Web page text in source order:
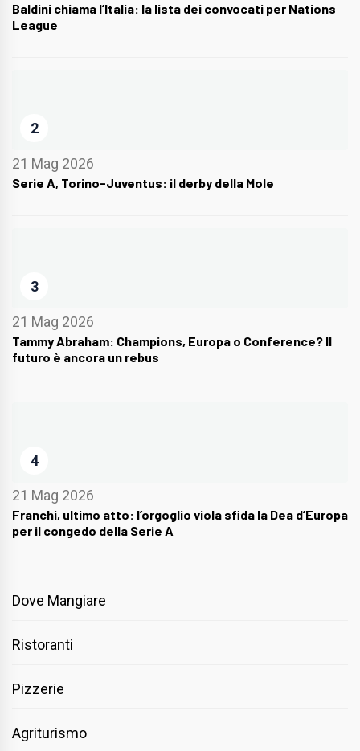
Baldini chiama l’Italia: la lista dei convocati per Nations
League
2
21 Mag 2026
Serie A, Torino-Juventus: il derby della Mole
3
21 Mag 2026
Tammy Abraham: Champions, Europa o Conference? Il
futuro è ancora un rebus
4
21 Mag 2026
Franchi, ultimo atto: l’orgoglio viola sfida la Dea d’Europa
per il congedo della Serie A
Dove Mangiare
Ristoranti
Pizzerie
Agriturismo